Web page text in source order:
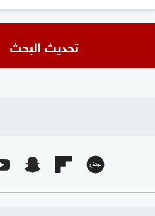
تحديث البحث